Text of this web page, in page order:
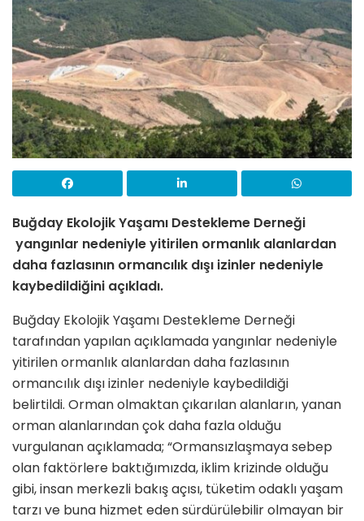
Buğday Ekolojik Yaşamı Destekleme Derneği
yangınlar nedeniyle yitirilen ormanlık alanlardan
daha fazlasının ormancılık dışı izinler nedeniyle
kaybedildiğini açıkladı.
Buğday Ekolojik Yaşamı Destekleme Derneği
tarafından yapılan açıklamada yangınlar nedeniyle
yitirilen ormanlık alanlardan daha fazlasının
ormancılık dışı izinler nedeniyle kaybedildiği
belirtildi. Orman olmaktan çıkarılan alanların, yanan
orman alanlarından çok daha fazla olduğu
vurgulanan açıklamada; “Ormansızlaşmaya sebep
olan faktörlere baktığımızda, iklim krizinde olduğu
gibi, insan merkezli bakış açısı, tüketim odaklı yaşam
tarzı ve buna hizmet eden sürdürülebilir olmayan bir